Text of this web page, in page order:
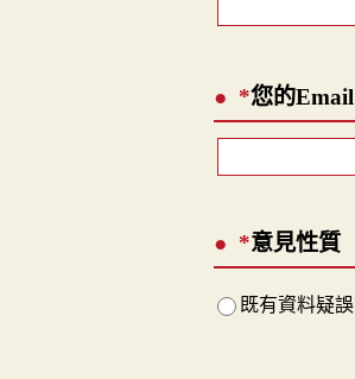
*您的Email
*意見性質
既有資料疑誤